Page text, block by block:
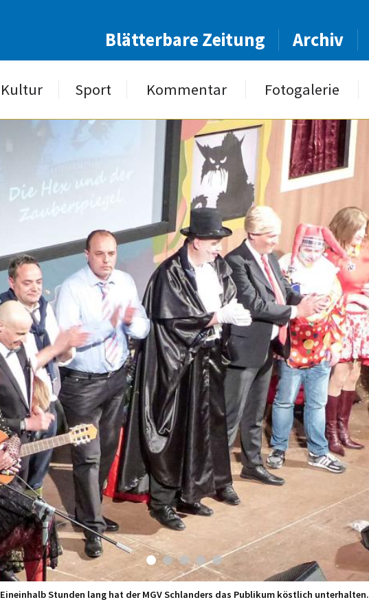
Blätterbare Zeitung Archiv
Kultur Sport Kommentar Fotogalerie
Eineinhalb Stunden lang hat der MGV Schlanders das Publikum köstlich unterhalten.